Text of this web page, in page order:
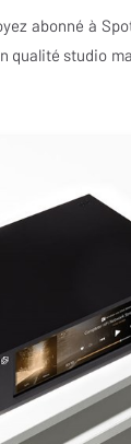
abonné à
studio